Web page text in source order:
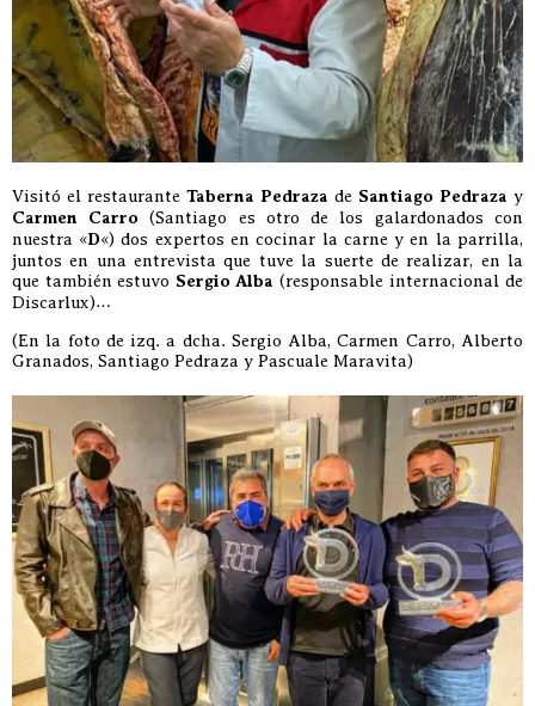
Visitó el restaurante Taberna Pedraza de Santiago Pedraza y
Carmen Carro (Santiago es otro de los galardonados con
nuestra «D«) dos expertos en cocinar la carne y en la parrilla,
juntos en una entrevista que tuve la suerte de realizar, en la
que también estuvo Sergio Alba (responsable internacional de
Discarlux)…
(En la foto de izq. a dcha. Sergio Alba, Carmen Carro, Alberto
Granados, Santiago Pedraza y Pascuale Maravita)